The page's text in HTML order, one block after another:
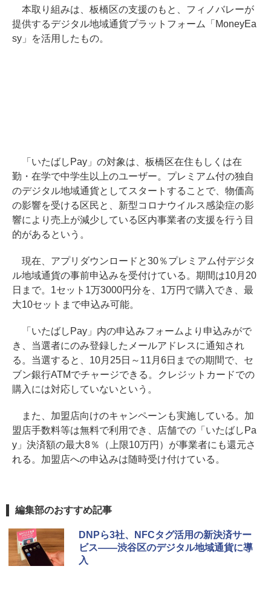
本取り組みは、板橋区の支援のもと、フィノバレーが
提供するデジタル地域通貨プラットフォーム「MoneyEa
sy」を活用したもの。
「いたばしPay」の対象は、板橋区在住もしくは在
勤・在学で中学生以上のユーザー。プレミアム付の独自
のデジタル地域通貨としてスタートすることで、物価高
の影響を受ける区民と、新型コロナウイルス感染症の影
響により売上が減少している区内事業者の支援を行う目
的があるという。
現在、アプリダウンロードと30％プレミアム付デジタ
ル地域通貨の事前申込みを受付けている。期間は10月20
日まで。1セット1万3000円分を、1万円で購入でき、最
大10セットまで申込み可能。
「いたばしPay」内の申込みフォームより申込みがで
き、当選者にのみ登録したメールアドレスに通知され
る。当選すると、10月25日～11月6日までの期間で、セ
ブン銀行ATMでチャージできる。クレジットカードでの
購入には対応していないという。
また、加盟店向けのキャンペーンも実施している。加
盟店手数料等は無料で利用でき、店舗での「いたばしPa
y」決済額の最大8％（上限10万円）が事業者にも還元さ
れる。加盟店への申込みは随時受け付けている。
編集部のおすすめ記事
DNPら3社、NFCタグ活用の新決済サー
ビス――渋谷区のデジタル地域通貨に導
入